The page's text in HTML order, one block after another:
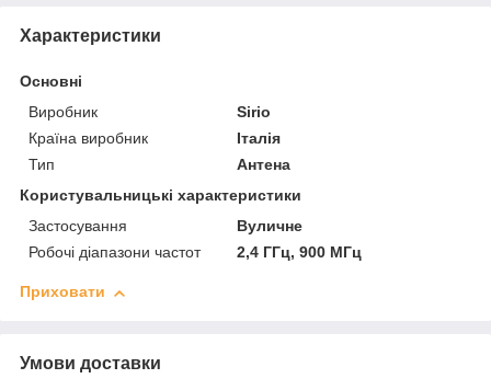
Характеристики
Основні
Виробник
Sirio
Країна виробник
Італія
Тип
Антена
Користувальницькі характеристики
Застосування
Вуличне
Робочі діапазони частот
2,4 ГГц, 900 МГц
Приховати
Умови доставки